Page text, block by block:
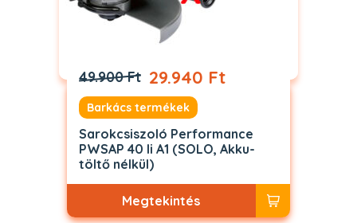
49.900 Ft 29.940 Ft
Barkács termékek
Sarokcsiszoló Performance
PWSAP 40 li A1 (SOLO, Akku-
töltő nélkül)
Megtekintés